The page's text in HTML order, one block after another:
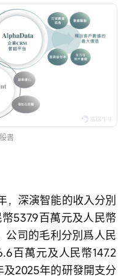
書
，深演智能的收入分別
537.9百萬元及人民幣
公司的毛利分別爲人民
百萬元及人民幣147.2
2025年的研發開支分